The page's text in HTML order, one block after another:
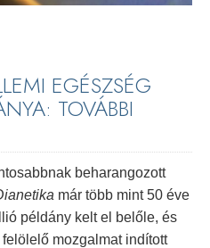
EGÉSZSÉG
TOVÁBBI
beharangozott
már több mint 50 éve
példány kelt el belőle, és
mozgalmat indított